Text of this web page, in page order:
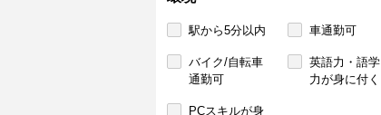
駅から5分以内 車通勤可
バイク/自転車
通勤可
英語力・語学
力が身に付く
PCスキルが身